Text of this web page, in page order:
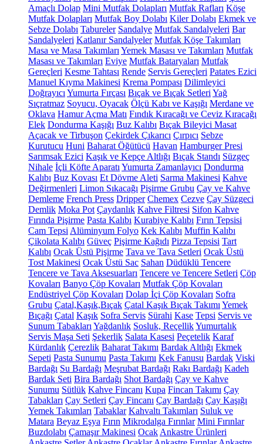
Amaçlı Dolap Mini Mutfak Dolapları Mutfak Rafları Köşe
Mutfak Dolapları Mutfak Boy Dolabı Kiler Dolabı Ekmek ve
Sebze Dolabı Tabureler Sandalye Mutfak Sandalyeleri Bar
Sandalyeleri Katlanır Sandalyeler Mutfak Köşe Takımları
Masa ve Masa Takımları Yemek Masası ve Takımları Mutfak
Masası ve Takımları Eviye Mutfak Bataryaları Mutfak
Gereçleri Kesme Tahtası Rende Servis Gereçleri Patates Ezici
Manuel Kıyma Makinesi Krema Pompası Dilimleyici
Doğrayıcı Yumurta Fırçası Bıçak ve Bıçak Setleri Yağ
Sıçratmaz Soyucu, Oyacak Ölçü Kabı ve Kaşığı Merdane ve
Oklava Hamur Açma Matı Fındık Kıracağı ve Ceviz Kıracağı
Elek Dondurma Kaşığı Buz Kalıbı Bıçak Bileyici Masat
Açacak ve Tirbuşon Çekirdek Çıkarıcı Çırpıcı Sebze
Kurutucu Huni Baharat Öğütücü Havan Hamburger Presi
Sarımsak Ezici Kaşık ve Kepçe Altlığı Bıçak Standı Süzgeç
Nihale İçli Köfte Aparatı Yumurta Zamanlayıcı Dondurma
Kalıbı Buz Kovası Et Dövme Aleti Sarma Makinesi Kahve
Değirmenleri Limon Sıkacağı Pişirme Grubu Çay ve Kahve
Demleme French Press Dripper Chemex Cezve Çay Süzgeci
Demlik Moka Pot Çaydanlık Kahve Filtresi Sifon Kahve
Fırında Pişirme Pasta Kalıbı Kurabiye Kalıbı Fırın Tepsisi
Cam Tepsi Alüminyum Folyo Kek Kalıbı Muffin Kalıbı
Çikolata Kalıbı Güveç Pişirme Kağıdı Pizza Tepsisi Tart
Kalıbı Ocak Üstü Pişirme Tava ve Tava Setleri Ocak Üstü
Tost Makinesi Ocak Üstü Sac Sahan Düdüklü Tencere
Tencere ve Tava Aksesuarları Tencere ve Tencere Setleri Çöp
Kovaları Banyo Çöp Kovaları Mutfak Çöp Kovaları
Endüstriyel Çöp Kovaları Dolap İçi Çöp Kovaları Sofra
Grubu Çatal,Kaşık,Bıçak Çatal Kaşık Bıçak Takımı Yemek
Bıçağı Çatal Kaşık Sofra Servis Sürahi Kase Tepsi Servis ve
Sunum Tabakları Yağdanlık Sosluk, ReçellikYumurtalık
Servis Maşa Seti Şekerlik Salata Kasesi Peçetelik Karaf
Kürdanlık Çerezlik Baharat Takımı Bardak Altlığı Ekmek
Sepeti Pasta Sunumu Pasta Takımı Kek Fanusu Bardak Viski
Bardağı Su Bardağı Meşrubat Bardağı Rakı Bardağı Kadeh
Bardak Seti Bira Bardağı Shot Bardağı Çay ve Kahve
Sunumu Sütlük Kahve Fincanı Kupa Fincan Takımı Çay
Tabakları Çay Setleri Çay Fincanı Çay Bardağı Çay Kaşığı
Yemek Takımları Tabaklar Kahvaltı Takımları Suluk ve
Matara Beyaz Eşya Fırın Mikrodalga Fırınlar Mini Fırınlar
Buzdolabı Çamaşır Makinesi Ocak Ankastre Ürünleri